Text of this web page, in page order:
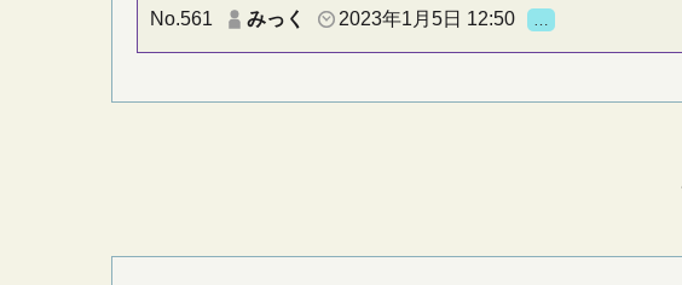
No.561 みっく 2023年1月5日 12:50